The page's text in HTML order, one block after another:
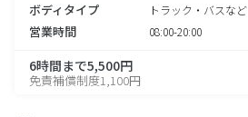
ボディタイプ トラック・バスなど
営業時間 08:00-20:00
6時間まで5,500円
免責補償制度1,100円